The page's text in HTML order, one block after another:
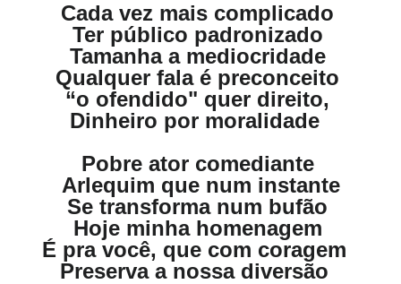
Cada vez mais complicado
Ter público padronizado
Tamanha a mediocridade
Qualquer fala é preconceito
“o ofendido" quer direito,
Dinheiro por moralidade
Pobre ator comediante
Arlequim que num instante
Se transforma num bufão
Hoje minha homenagem
É pra você, que com coragem
Preserva a nossa diversão